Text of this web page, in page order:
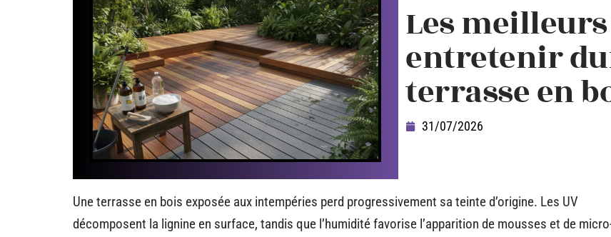
Les
entretenir
terrasse en
31/07/2026
Une terrasse en bois exposée aux intempéries perd progressivement sa teinte d’origine. Les UV
décomposent la lignine en surface, tandis que l’humidité favorise l’apparition de mousses et de